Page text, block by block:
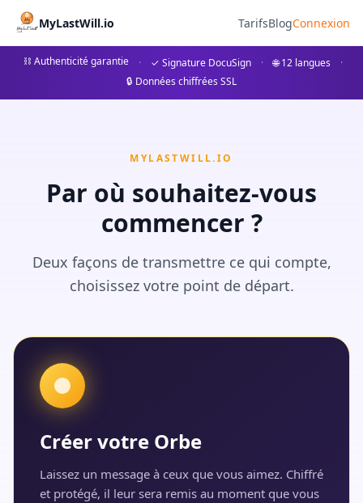
MyLastWill.io TarifsBlogConnexion
⛓ Authenticité garantie · ✓ Signature DocuSign · 🌐 12 langues
·
🔒 Données chiffrées SSL
MYLASTWILL.IO
Par où souhaitez-vous
commencer ?
Deux façons de transmettre ce qui compte,
choisissez votre point de départ.
Créer votre Orbe
Laissez un message à ceux que vous aimez. Chiffré
et protégé, il leur sera remis au moment que vous
MyLastWill 价格
了解我们为保障您的殡葬遗愿而设的方案。免费探索方案、含